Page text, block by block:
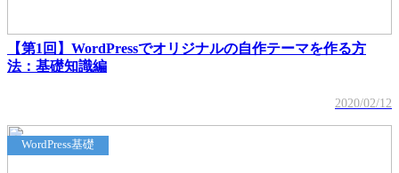
【第1回】WordPressでオリジナルの自作テーマを作る方
法：基礎知識編
2020/02/12
WordPress基礎